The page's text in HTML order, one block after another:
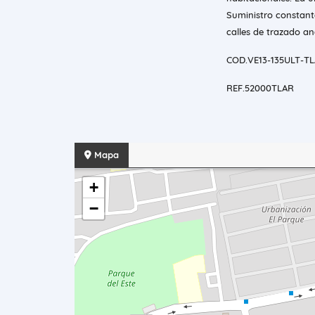
Suministro
calles de trazado
COD.VE13-135ULT-
REF.52000TLAR
Mapa
+
−